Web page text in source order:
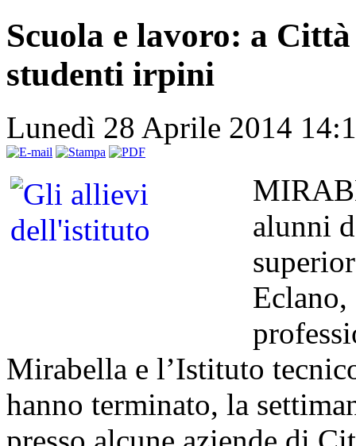
Scuola e lavoro: a
studenti irpini
Lunedì 28 Aprile 2014
alunni
Mirabella e l’Istituto
hanno terminato, la